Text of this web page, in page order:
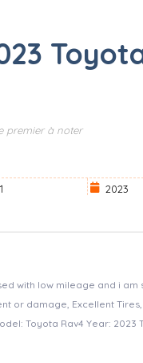
premier à noter
2023
with low mileage and i
or damage, Excellent
Toyota Rav4 Year: